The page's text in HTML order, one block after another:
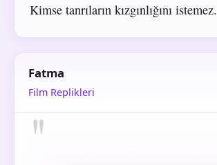
Kimse tanrıların kızgınlığını istemez.
Fatma
Film Replikleri